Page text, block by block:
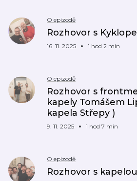
O epizodě
Rozhovor s
16. 11. 2025 1 hod 2 min
O epizodě
Rozhovor s
kapely Tomášem
kapela Střepy )
9. 11. 2025 1 hod 7 min
O epizodě
Rozhovor s